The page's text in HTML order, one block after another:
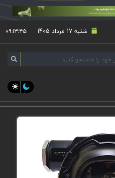
شنبه 17 مرداد 1405 ۰۹:۱۳:۴۵